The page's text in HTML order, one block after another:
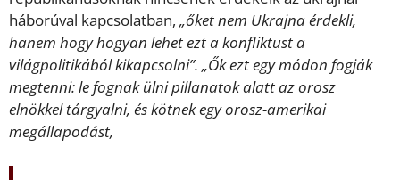
háborúval kapcsolatban, „őket nem Ukrajna érdekli,
hanem hogy hogyan lehet ezt a konfliktust a
világpolitikából kikapcsolni”. „Ők ezt egy módon fogják
megtenni: le fognak ülni pillanatok alatt az orosz
elnökkel tárgyalni, és kötnek egy orosz-amerikai
megállapodást,